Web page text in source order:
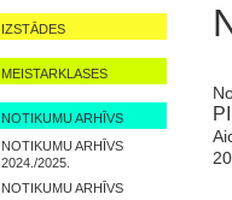
IZSTĀDES
MEISTARKLASES
NOTIKUMU ARHĪVS
NOTIKUMU ARHĪVS
2024./2025.
NOTIKUMU ARHĪVS